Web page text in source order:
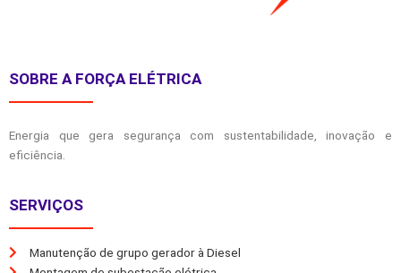
SOBRE A FORÇA ELÉTRICA
Energia que gera segurança com sustentabilidade, inovação e
eficiência.
SERVIÇOS
Manutenção de grupo gerador à Diesel